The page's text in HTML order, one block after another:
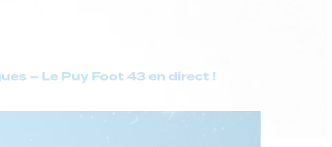
– Le Puy Foot 43 en direct !